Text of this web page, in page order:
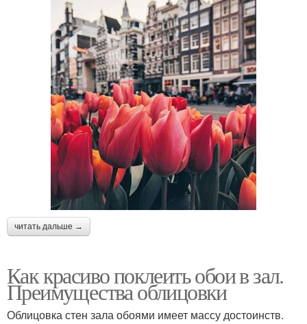
читать дальше →
Как красиво поклеить обои в зал.
Преимущества облицовки
Облицовка стен зала обоями имеет массу достоинств.